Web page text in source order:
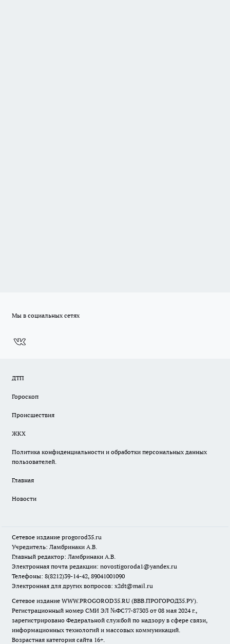
Мы в социальных сетях
ДТП
Гороскоп
Происшествия
ЖКХ
Политика конфиденциальности и обработки персональных данных
пользователей.
Главная
Новости
Сетевое издание progorod35.ru
Учредитель: Ламбринаки А.В.
Главный редактор: Ламбринаки А.В.
Электронная почта редакции: novostigoroda1@yandex.ru
Телефоны: 8(8212)39-14-42, 89041001090
Электронная для других вопросов: x2dt@mail.ru
Сетевое издание WWW.PROGOROD35.RU (ВВВ.ПРОГОРОД35.РУ).
Регистрационный номер СМИ ЭЛ №ФС77-87303 от 08 мая 2024 г.,
зарегистрировано Федеральной службой по надзору в сфере связи,
информационных технологий и массовых коммуникаций.
Возрастная категория сайта 16+.